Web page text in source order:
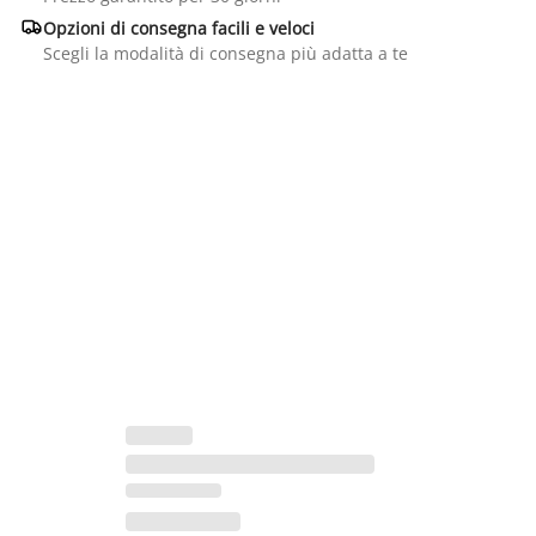
Opzioni di consegna facili e veloci
Scegli la modalità di consegna più adatta a te